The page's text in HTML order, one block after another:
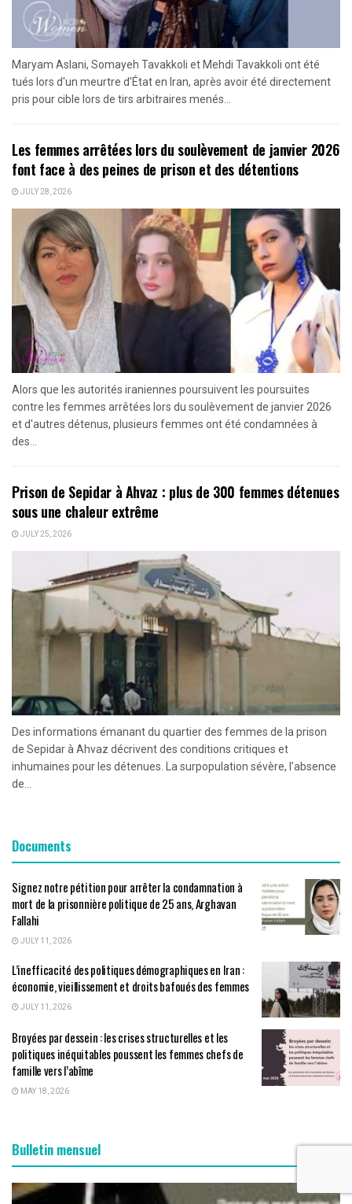
Maryam Aslani, Somayeh Tavakkoli et Mehdi Tavakkoli ont été
tués lors d'un meurtre d'État en Iran, après avoir été directement
pris pour cible lors de tirs arbitraires menés...
Les femmes arrêtées lors du soulèvement de janvier 2026
font face à des peines de prison et des détentions
JULY 28, 2026
Alors que les autorités iraniennes poursuivent les poursuites
contre les femmes arrêtées lors du soulèvement de janvier 2026
et d'autres détenus, plusieurs femmes ont été condamnées à
des...
Prison de Sepidar à Ahvaz : plus de 300 femmes détenues
sous une chaleur extrême
JULY 25, 2026
Des informations émanant du quartier des femmes de la prison
de Sepidar à Ahvaz décrivent des conditions critiques et
inhumaines pour les détenues. La surpopulation sévère, l’absence
de...
Documents
Signez notre pétition pour arrêter la condamnation à
mort de la prisonnière politique de 25 ans, Arghavan
Fallahi
JULY 11, 2026
L’inefficacité des politiques démographiques en Iran :
économie, vieillissement et droits bafoués des femmes
JULY 11, 2026
Broyées par dessein : les crises structurelles et les
politiques inéquitables poussent les femmes chefs de
famille vers l’abîme
MAY 18, 2026
Bulletin mensuel